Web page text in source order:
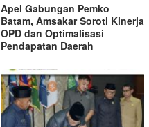
Apel Gabungan Pemko
Batam, Amsakar Soroti Kinerja
OPD dan Optimalisasi
Pendapatan Daerah